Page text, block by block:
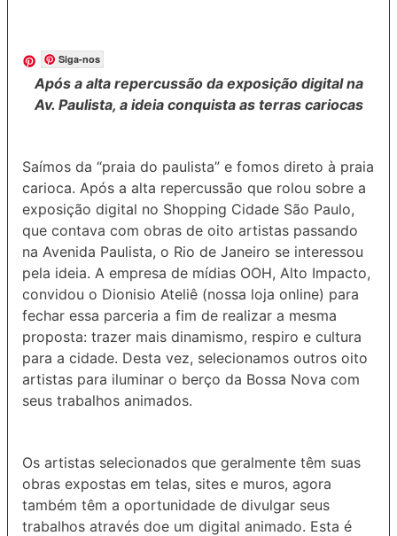
Siga-nos
Após a alta repercussão da exposição digital na
Av. Paulista, a ideia conquista as terras cariocas
Saímos da “praia do paulista” e fomos direto à praia
carioca. Após a alta repercussão que rolou sobre a
exposição digital no Shopping Cidade São Paulo,
que contava com obras de oito artistas passando
na Avenida Paulista, o Rio de Janeiro se interessou
pela ideia. A empresa de mídias OOH, Alto Impacto,
convidou o Dionisio Ateliê (nossa loja online) para
fechar essa parceria a fim de realizar a mesma
proposta: trazer mais dinamismo, respiro e cultura
para a cidade. Desta vez, selecionamos outros oito
artistas para iluminar o berço da Bossa Nova com
seus trabalhos animados.
Os artistas selecionados que geralmente têm suas
obras expostas em telas, sites e muros, agora
também têm a oportunidade de divulgar seus
trabalhos através doe um digital animado. Esta é